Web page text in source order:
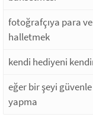
fotoğrafçıya para
halletmek
kendi hediyeni
eğer bir şeyi
yapma